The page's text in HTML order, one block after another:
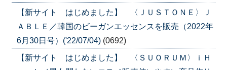
【新サイト はじめました】 〈ＪＵＳＴＯＮＥ〉Ｊ
ＡＢＬＥ／韓国のビーガンエッセンスを販売（2022年
6月30日号）('22/07/04) (0692)
【新サイト はじめました】 〈ＳＵＯＲＵＭ〉ｉＨ